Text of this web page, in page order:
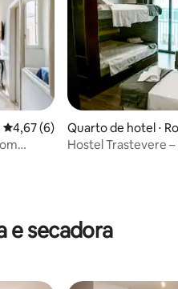
4,67 de uma avaliação média de
4,67 (6)
Quarto de hotel ⋅
Hostel Trastevere
e secadora